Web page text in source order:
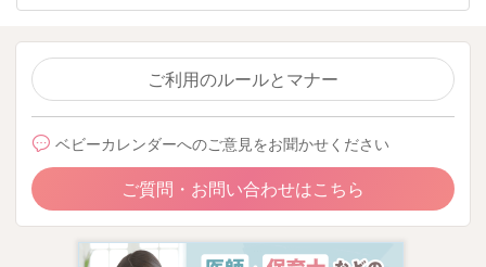
ご利用のルールとマナー
ベビーカレンダーへのご意見をお聞かせください
ご質問・お問い合わせはこちら